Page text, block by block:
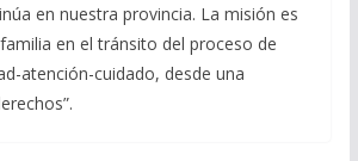
en nuestra provincia. La misión es
en el tránsito del proceso de
atención-cuidado, desde una